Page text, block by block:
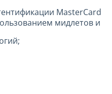
MasterCard
мидлетов и